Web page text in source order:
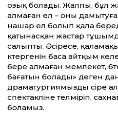
озық болады. Жалпы, бұл
алмаған ел – оны
нашар ел болып қала
қатынасқан жастар
салыпты. Әсіресе,
көтергенін баса айтқым
бере алмаған мемлекет,
бағатын болады» деген
драматургиямызды өсіре
спектакліне телміріп,
боламыз.